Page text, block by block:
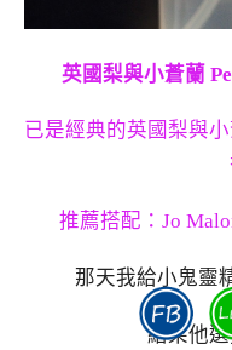
英國梨與小蒼蘭
已是經典的英國梨與
推薦搭配：Jo
那天我給小鬼靈
結果他選